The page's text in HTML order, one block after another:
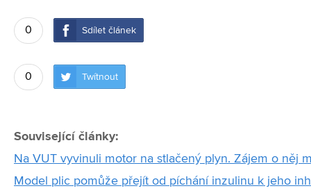
0 Sdílet článek
0 Twítnout
Související články:
Na VUT vyvinuli motor na stlačený plyn. Zájem o něj
Model plic pomůže přejít od píchání inzulinu k jeho